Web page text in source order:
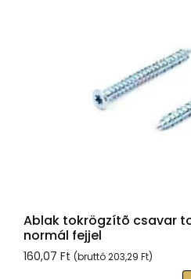
Ablak tokrögzítõ csavar
normál fejjel
160,07 Ft (bruttó203,29 Ft)